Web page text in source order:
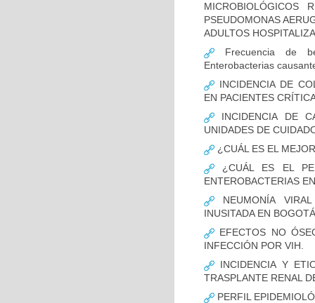
MICROBIOLÓGICOS
PSEUDOMONAS
ADULTOS
Frecuencia de
Enterobacterias
INCIDENCIA DE
EN PACIENTES
INCIDENCIA DE
UNIDADES DE
¿CUÁL ES EL
¿CUÁL ES EL
ENTEROBACTERIAS
NEUMONÍA
INUSITADA EN
EFECTOS NO
INFECCIÓN POR VIH.
INCIDENCIA Y
TRASPLANTE RENAL
PERFIL